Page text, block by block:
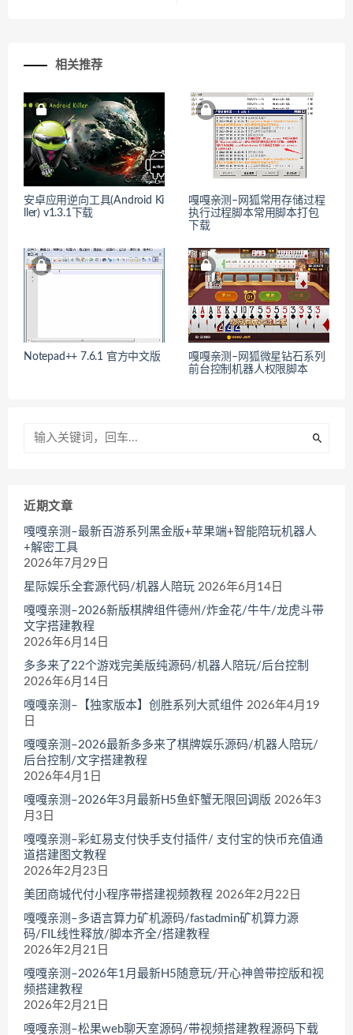
相关推荐
安卓应用逆向工具(Android Ki
ller) v1.3.1下载
嘎嘎亲测–网狐常用存储过程
执行过程脚本常用脚本打包
下载
Notepad++ 7.6.1 官方中文版
嘎嘎亲测–网狐微星钻石系列
前台控制机器人权限脚本
近期文章
嘎嘎亲测–最新百游系列黑金版+苹果端+智能陪玩机器人
+解密工具
2026年7月29日
星际娱乐全套源代码/机器人陪玩 2026年6月14日
嘎嘎亲测–2026新版棋牌组件德州/炸金花/牛牛/龙虎斗带
文字搭建教程
2026年6月14日
多多来了22个游戏完美版纯源码/机器人陪玩/后台控制
2026年6月14日
嘎嘎亲测–【独家版本】创胜系列大贰组件 2026年4月19
日
嘎嘎亲测–2026最新多多来了棋牌娱乐源码/机器人陪玩/
后台控制/文字搭建教程
2026年4月1日
嘎嘎亲测–2026年3月最新H5鱼虾蟹无限回调版 2026年3
月3日
嘎嘎亲测–彩虹易支付快手支付插件/ 支付宝的快币充值通
道搭建图文教程
2026年2月23日
美团商城代付小程序带搭建视频教程 2026年2月22日
嘎嘎亲测–多语言算力矿机源码/fastadmin矿机算力源
码/FIL线性释放/脚本齐全/搭建教程
2026年2月21日
嘎嘎亲测–2026年1月最新H5随意玩/开心神兽带控版和视
频搭建教程
2026年2月21日
嘎嘎亲测–松果web聊天室源码/带视频搭建教程源码下载